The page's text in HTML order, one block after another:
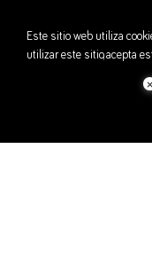
Este sitio web utiliza
utilizar este sitio, acepta
×